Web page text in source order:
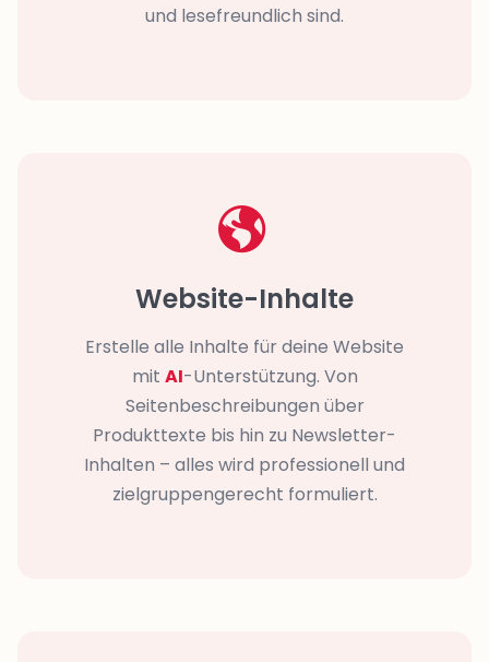
und lesefreundlich sind.
Website-Inhalte
Erstelle alle Inhalte für deine Website
mit AI-Unterstützung. Von
Seitenbeschreibungen über
Produkttexte bis hin zu Newsletter-
Inhalten – alles wird professionell und
zielgruppengerecht formuliert.